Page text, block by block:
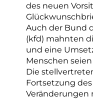
des neuen
Auch der Bund
(kfd) mahnten
und eine
Menschen
Die
Fortsetzung
Veränderungen